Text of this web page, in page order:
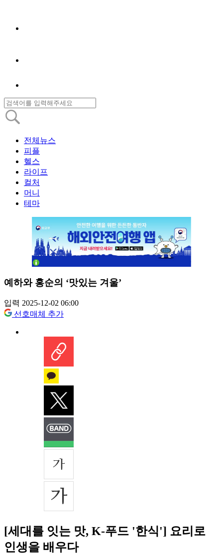
전체뉴스
피플
헬스
라이프
컬처
머니
테마
예하와 홍순의 ‘맛있는 겨울’
입력 2025-12-02 06:00
선호매체 추가
[세대를 잇는 맛, K-푸드 '한식'] 요리로
인생을 배우다